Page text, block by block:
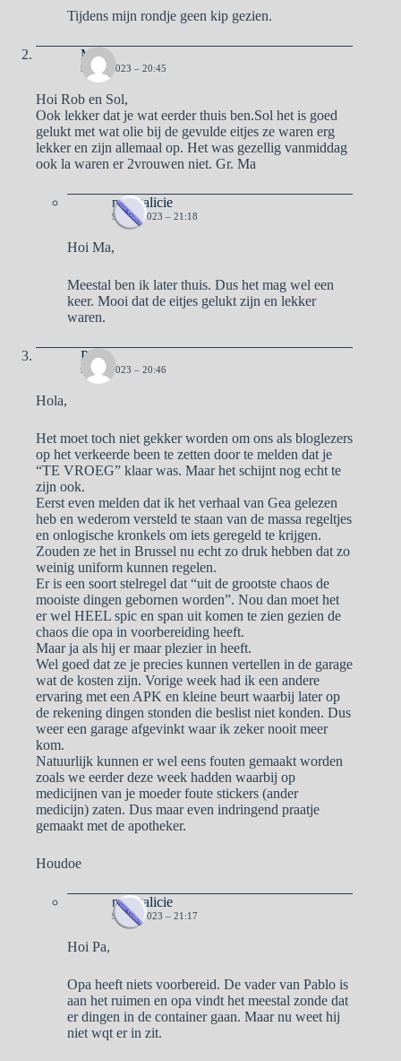
Tijdens mijn rondje geen kip gezien.
Ma
9 MEI 2023 – 20:45
Hoi Rob en Sol,
Ook lekker dat je wat eerder thuis ben.Sol het is goed
gelukt met wat olie bij de gevulde eitjes ze waren erg
lekker en zijn allemaal op. Het was gezellig vanmiddag
ook la waren er 2vrouwen niet. Gr. Ma
naargalicie
9 MEI 2023 – 21:18
Hoi Ma,
Meestal ben ik later thuis. Dus het mag wel een
keer. Mooi dat de eitjes gelukt zijn en lekker
waren.
Pa
9 MEI 2023 – 20:46
Hola,
Het moet toch niet gekker worden om ons als bloglezers
op het verkeerde been te zetten door te melden dat je
“TE VROEG” klaar was. Maar het schijnt nog echt te
zijn ook.
Eerst even melden dat ik het verhaal van Gea gelezen
heb en wederom versteld te staan van de massa regeltjes
en onlogische kronkels om iets geregeld te krijgen.
Zouden ze het in Brussel nu echt zo druk hebben dat zo
weinig uniform kunnen regelen.
Er is een soort stelregel dat “uit de grootste chaos de
mooiste dingen gebornen worden”. Nou dan moet het
er wel HEEL spic en span uit komen te zien gezien de
chaos die opa in voorbereiding heeft.
Maar ja als hij er maar plezier in heeft.
Wel goed dat ze je precies kunnen vertellen in de garage
wat de kosten zijn. Vorige week had ik een andere
ervaring met een APK en kleine beurt waarbij later op
de rekening dingen stonden die beslist niet konden. Dus
weer een garage afgevinkt waar ik zeker nooit meer
kom.
Natuurlijk kunnen er wel eens fouten gemaakt worden
zoals we eerder deze week hadden waarbij op
medicijnen van je moeder foute stickers (ander
medicijn) zaten. Dus maar even indringend praatje
gemaakt met de apotheker.
Houdoe
naargalicie
9 MEI 2023 – 21:17
Hoi Pa,
Opa heeft niets voorbereid. De vader van Pablo is
aan het ruimen en opa vindt het meestal zonde dat
er dingen in de container gaan. Maar nu weet hij
niet wqt er in zit.